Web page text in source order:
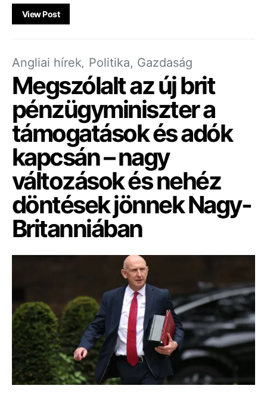
View Post
Angliai hírek Politika, Gazdaság
Megszólalt az új brit
pénzügyminiszter a
támogatások és adók
kapcsán – nagy
változások és nehéz
döntések jönnek Nagy-
Britanniában